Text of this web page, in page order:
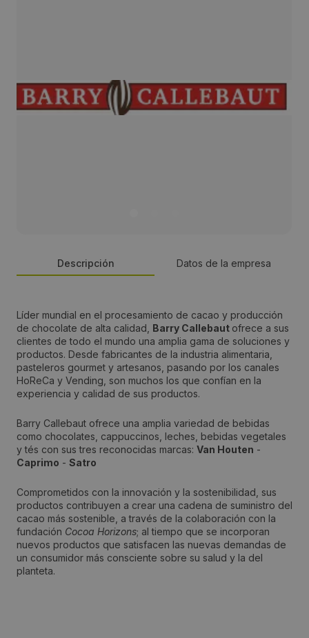
Descripción Datos de la empresa
Líder mundial en el procesamiento de cacao y producción
de chocolate de alta calidad, Barry Callebaut ofrece a sus
clientes de todo el mundo una amplia gama de soluciones y
productos. Desde fabricantes de la industria alimentaria,
pasteleros gourmet y artesanos, pasando por los canales
HoReCa y Vending, son muchos los que confían en la
experiencia y calidad de sus productos.
Barry Callebaut ofrece una amplia variedad de bebidas
como chocolates, cappuccinos, leches, bebidas vegetales
y tés con sus tres reconocidas marcas: Van Houten -
Caprimo - Satro
Comprometidos con la innovación y la sostenibilidad, sus
productos contribuyen a crear una cadena de suministro del
cacao más sostenible, a través de la colaboración con la
fundación Cocoa Horizons; al tiempo que se incorporan
nuevos productos que satisfacen las nuevas demandas de
un consumidor más consciente sobre su salud y la del
planteta.
Persona de contacto:
Alejandro del Olmo Zurriaga
Dirección:
Rambla Catalunya 6
Localidad:
Barcelona
Código Postal:
08007
Provincia: